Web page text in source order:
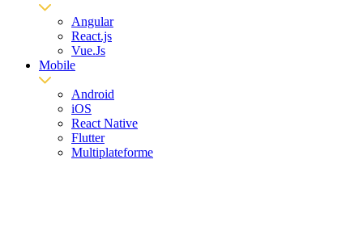
Angular
React.js
Vue.Js
Mobile
Android
iOS
React Native
Flutter
Multiplateforme